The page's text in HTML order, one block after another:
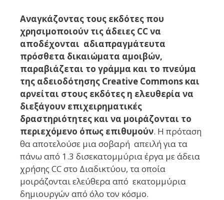
Αναγκάζοντας τους εκδότες που
χρησιμοποιούν τις άδειες CC να
αποδέχονται αδιαπραγμάτευτα
πρόσθετα δικαιώματα αμοιβών,
παραβιάζεται το γράμμα και το πνεύμα
της αδειοδότησης Creative Commons και
αρνείται στους εκδότες η ελευθερία να
διεξάγουν επιχειρηματικές
δραστηριότητες και να μοιράζονται το
περιεχόμενο όπως επιθυμούν. Η πρόταση
θα αποτελούσε μια σοβαρή απειλή για τα
πάνω από 1.3 δισεκατομμύρια έργα με άδεια
χρήσης CC στο Διαδικτύου, τα οποία
μοιράζονται ελεύθερα από εκατομμύρια
δημιουργών από όλο τον κόσμο.